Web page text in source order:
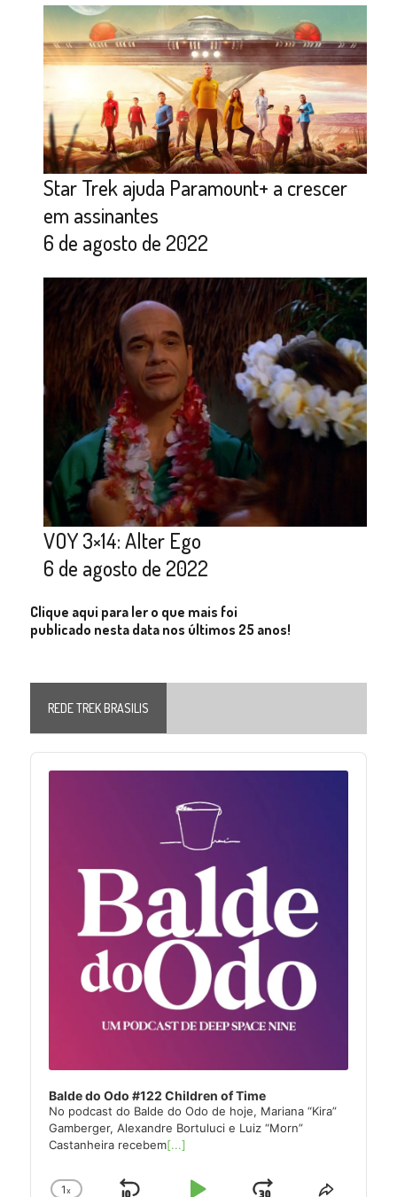
Star Trek ajuda Paramount+ a crescer
em assinantes
6 de agosto de 2022
VOY 3×14: Alter Ego
6 de agosto de 2022
Clique aqui para ler o que mais foi
publicado nesta data nos últimos 25 anos!
REDE TREK BRASILIS
Audio
Player
Balde do Odo #122 Children of Time
No podcast do Balde do Odo de hoje, Mariana “Kira”
Gamberger, Alexandre Bortuluci e Luiz “Morn”
Castanheira recebem[...]
1x